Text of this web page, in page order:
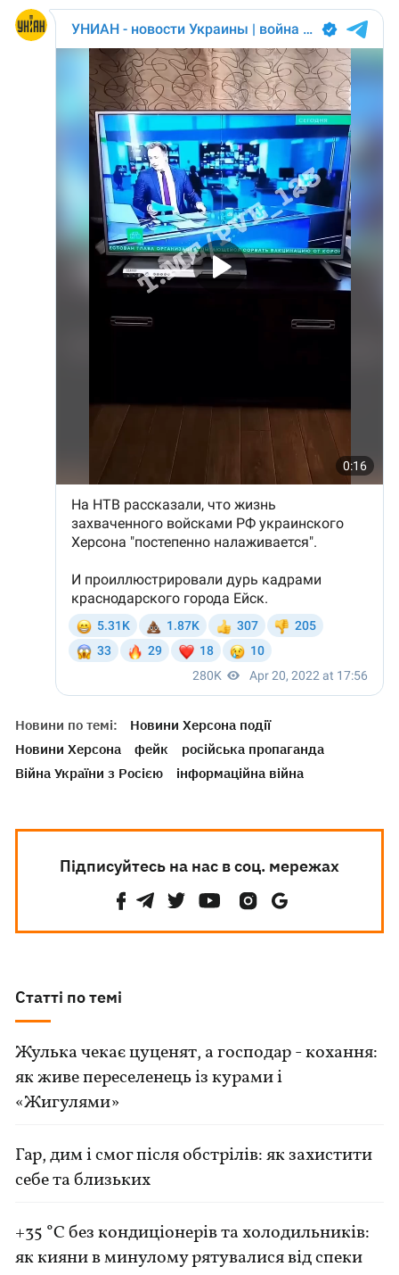
Новини по темі:
Новини Херсона події
Новини Херсона
фейк
російська пропаганда
Війна України з Росією
інформаційна війна
Підписуйтесь на нас в соц. мережах
Статті по темі
Жулька чекає цуценят, а господар - кохання:
як живе переселенець із курами і
«Жигулями»
Гар, дим і смог після обстрілів: як захистити
себе та близьких
+35 °C без кондиціонерів та холодильників:
як кияни в минулому рятувалися від спеки